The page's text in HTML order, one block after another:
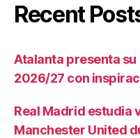
Recent
Atalanta presenta
2026/27 con
Real Madrid estudia
Manchester United